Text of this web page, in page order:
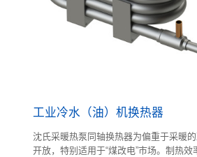
工业冷水（油）机换热器
沈氏采暖热泵同轴换热器为偏重于采暖
开放，特别适用于“煤改电”市场。制热效